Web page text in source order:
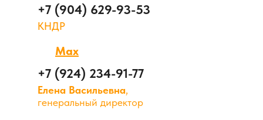
+7 (904) 629-93-53
КНДР
+7 (924) 234-91-77
Елена Васильевна,
генеральный директор
Max